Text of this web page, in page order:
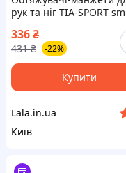
рук та ніг TIA-SPORT
336₴
431 ₴ -22%
Купити
Lala.in.ua
Київ